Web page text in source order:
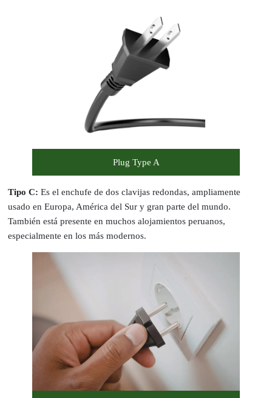
Plug Type A
Tipo C: Es el enchufe de dos clavijas redondas, ampliamente
usado en Europa, América del Sur y gran parte del mundo.
También está presente en muchos alojamientos peruanos,
especialmente en los más modernos.